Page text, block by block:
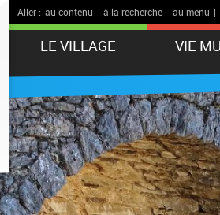
Aller : au contenu - à la recherche - au menu |
LE VILLAGE VIE